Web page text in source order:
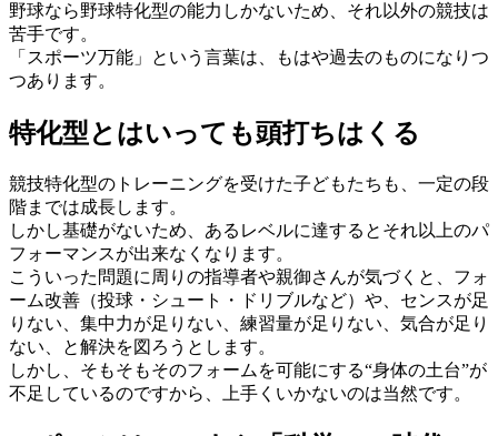
野球なら野球特化型の能力しかないため、それ以外の競技は
苦手です。
「スポーツ万能」という言葉は、もはや過去のものになりつ
つあります。
特化型とはいっても頭打ちはくる
競技特化型のトレーニングを受けた子どもたちも、一定の段
階までは成長します。
しかし基礎がないため、あるレベルに達するとそれ以上のパ
フォーマンスが出来なくなります。
こういった問題に周りの指導者や親御さんが気づくと、フォ
ーム改善（投球・シュート・ドリブルなど）や、センスが足
りない、集中力が足りない、練習量が足りない、気合が足り
ない、と解決を図ろうとします。
しかし、そもそもそのフォームを可能にする“身体の土台”が
不足しているのですから、上手くいかないのは当然です。